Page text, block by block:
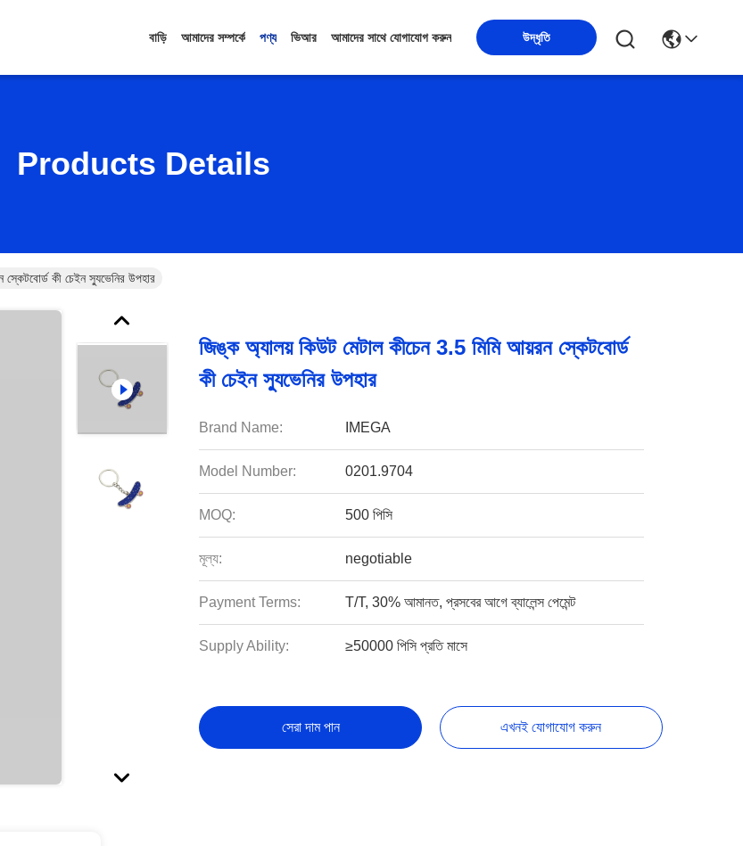
বাড়ি আমাদের সম্পর্কে পণ্য ভিআর আমাদের সাথে যোগাযোগ করুন উদ্ধৃতি
Products Details
কী চেইন স্যুভেনির উপহার
জিঙ্ক অ্যালয় কিউট মেটাল কীচেন 3.5 মিমি আয়রন স্কেটবোর্ড
কী চেইন স্যুভেনির উপহার
Brand Name: IMEGA
Model Number: 0201.9704
MOQ: 500 পিসি
মূল্য: negotiable
Payment Terms: T/T, 30% আমানত, প্রসবের আগে ব্যালেন্স পেমেন্ট
Supply Ability: ≥50000 পিসি প্রতি মাসে
সেরা দাম পান এখনই যোগাযোগ করুন